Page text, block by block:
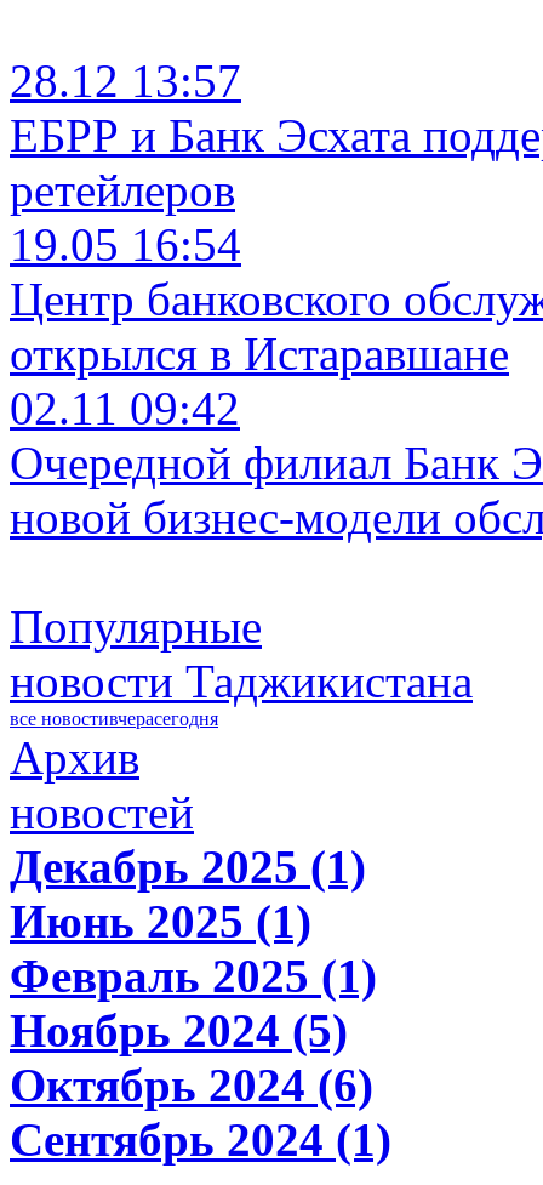
28.12 13:57
ЕБРР и Банк Эсхата
ретейлеров
19.05 16:54
Центр банковского
открылся в Истаравшане
02.11 09:42
Очередной филиал Банк
новой бизнес-модели
Популярные
новости Таджикистана
все новостивчерасегодня
Архив
новостей
Декабрь 2025 (1)
Июнь 2025 (1)
Февраль 2025 (1)
Ноябрь 2024 (5)
Октябрь 2024 (6)
Сентябрь 2024 (1)